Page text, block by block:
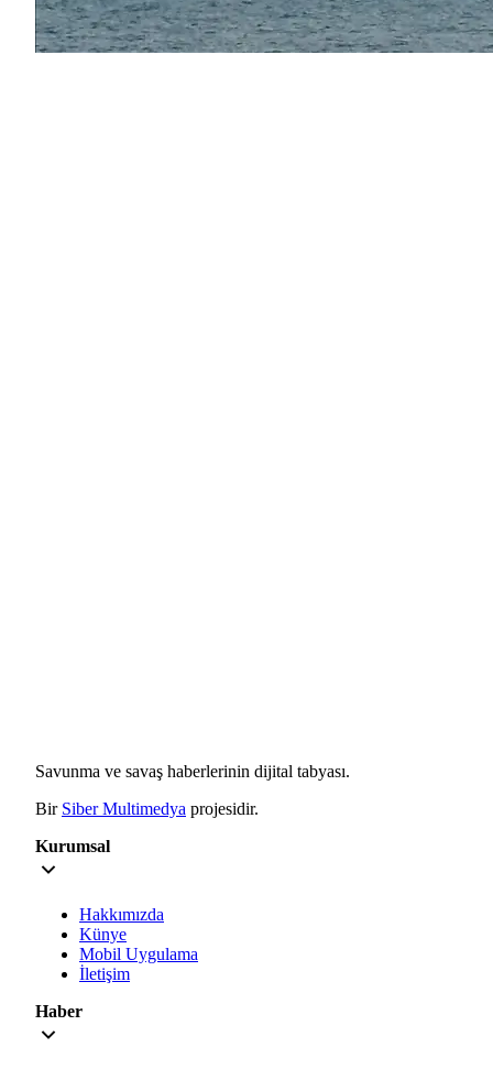
Savunma ve savaş haberlerinin dijital tabyası.
Bir Siber Multimedya projesidir.
Kurumsal
Hakkımızda
Künye
Mobil Uygulama
İletişim
Haber